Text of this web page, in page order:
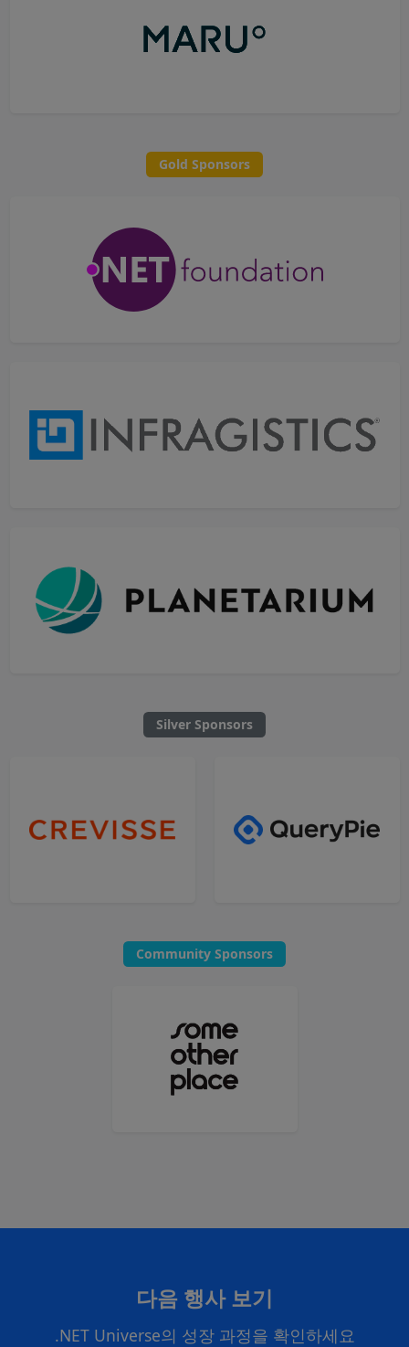
Gold Sponsors
Silver Sponsors
Community Sponsors
다음 행사 보기
.NET Universe의 성장 과정을 확인하세요